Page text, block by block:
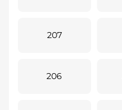
207
206